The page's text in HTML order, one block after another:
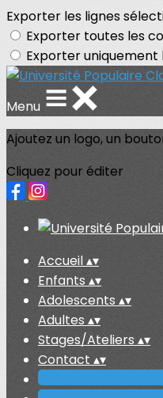
Exporter les lignes
Exporter toutes les
Exporter
Menu
Ajoutez un logo, un
Cliquez pour éditer
Accueil▴▾
Enfants▴▾
Adolescents ▴▾
Adultes ▴▾
Stages/Ateliers▴▾
Contact ▴▾